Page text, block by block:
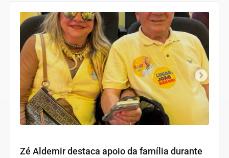
Zé Aldemir destaca apoio da família durante